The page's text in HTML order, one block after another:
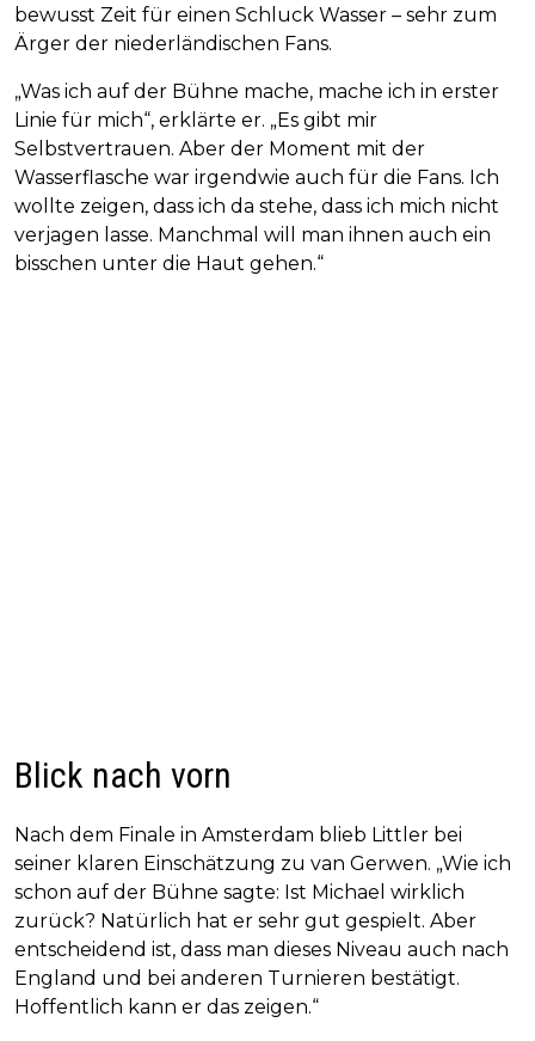
bewusst Zeit für einen Schluck Wasser – sehr zum
Ärger der niederländischen Fans.
„Was ich auf der Bühne mache, mache ich in erster
Linie für mich“, erklärte er. „Es gibt mir
Selbstvertrauen. Aber der Moment mit der
Wasserflasche war irgendwie auch für die Fans. Ich
wollte zeigen, dass ich da stehe, dass ich mich nicht
verjagen lasse. Manchmal will man ihnen auch ein
bisschen unter die Haut gehen.“
Blick nach vorn
Nach dem Finale in Amsterdam blieb Littler bei
seiner klaren Einschätzung zu van Gerwen. „Wie ich
schon auf der Bühne sagte: Ist Michael wirklich
zurück? Natürlich hat er sehr gut gespielt. Aber
entscheidend ist, dass man dieses Niveau auch nach
England und bei anderen Turnieren bestätigt.
Hoffentlich kann er das zeigen.“